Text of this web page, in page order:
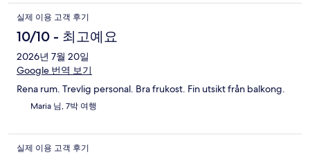
실제 이용 고객 후기
10/10 - 최고예요
2026년 7월 20일
Google 번역 보기
Rena rum. Trevlig personal. Bra frukost. Fin utsikt från balkong.
Maria 님, 7박 여행
실제 이용 고객 후기